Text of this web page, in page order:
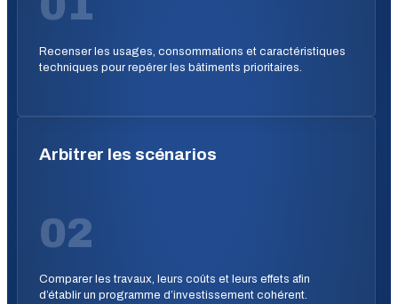
Recenser les usages, consommations et caractéristiques
techniques pour repérer les bâtiments prioritaires.
Arbitrer les scénarios
02
Comparer les travaux, leurs coûts et leurs effets afin
d’établir un programme d’investissement cohérent.